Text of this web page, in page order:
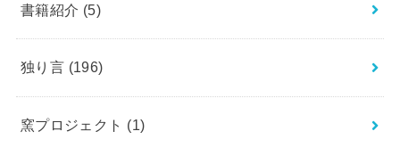
書籍紹介 (5)
独り言 (196)
窯プロジェクト (1)